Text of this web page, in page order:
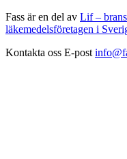
Fass är en del av Lif –
läkemedelsföretagen i
Kontakta oss E-post